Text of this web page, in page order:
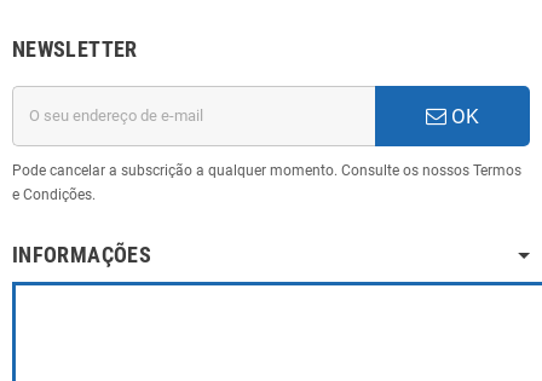
NEWSLETTER
OK
Pode cancelar a subscrição a qualquer momento. Consulte os nossos Termos
e Condições.
INFORMAÇÕES